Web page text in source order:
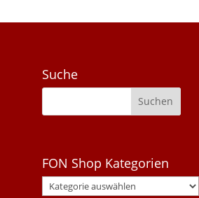
Suche
FON Shop Kategorien